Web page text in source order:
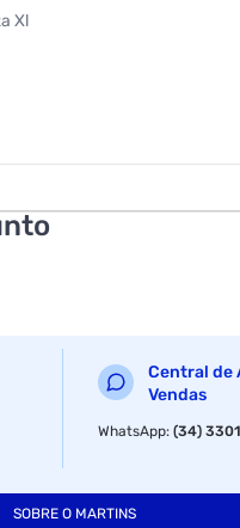
Xl
Central de
Vendas
WhatsApp:(34)
SOBRE O MARTINS